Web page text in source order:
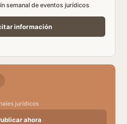
semanal de eventos jurídicos
jurídicos
ahora